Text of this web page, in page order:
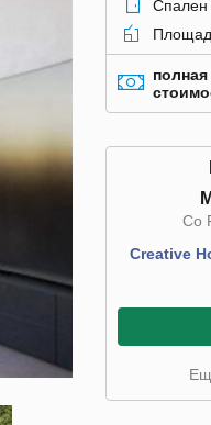
Спален
полная
Co
Creative